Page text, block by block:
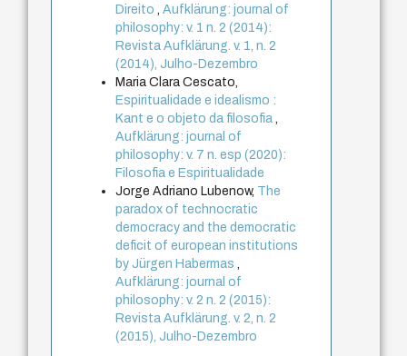
Direito,Aufklärung: journal of
philosophy: v. 1 n. 2 (2014):
Revista Aufklärung. v. 1, n. 2
(2014), Julho-Dezembro
Maria Clara Cescato,
Espiritualidade e idealismo :
Kant e o objeto da filosofia,
Aufklärung: journal of
philosophy: v. 7 n. esp (2020):
Filosofia e Espiritualidade
Jorge Adriano Lubenow, The
paradox of technocratic
democracy and the democratic
deficit of european institutions
by Jürgen Habermas,
Aufklärung: journal of
philosophy: v. 2 n. 2 (2015):
Revista Aufklärung. v. 2, n. 2
(2015), Julho-Dezembro